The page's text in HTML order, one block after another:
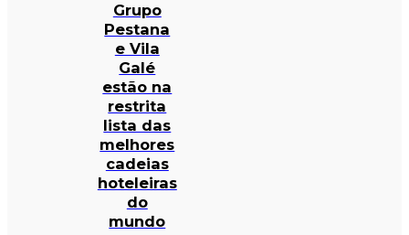
Grupo
Pestana
e Vila
Galé
estão na
restrita
lista das
melhores
cadeias
hoteleiras
do
mundo